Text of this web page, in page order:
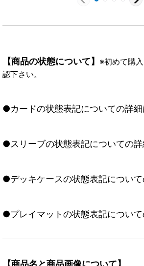
【商品の状態について】 ※初めて購
認下さい。
●カードの状態表記についての詳細
●スリーブの状態表記についての詳
●デッキケースの状態表記につい
●プレイマットの状態表記につい
【商品名と商品画像について】